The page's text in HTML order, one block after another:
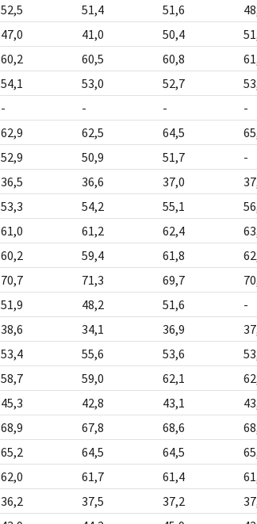
52,5 51,4 51,6
47,0 41,0 50,4
60,2 60,5 60,8
54,1 53,0 52,7
- - - -
62,9 62,5 64,5
52,9 50,9 51,7 -
36,5 36,6 37,0
53,3 54,2 55,1
61,0 61,2 62,4
60,2 59,4 61,8
70,7 71,3 69,7
51,9 48,2 51,6 -
38,6 34,1 36,9
53,4 55,6 53,6
58,7 59,0 62,1
45,3 42,8 43,1
68,9 67,8 68,6
65,2 64,5 64,5
62,0 61,7 61,4
36,2 37,5 37,2